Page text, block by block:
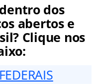
dos
abertos e
Clique nos